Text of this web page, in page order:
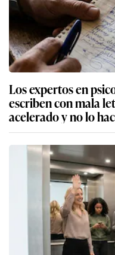
Los expertos en
escriben con mala
acelerado y no lo